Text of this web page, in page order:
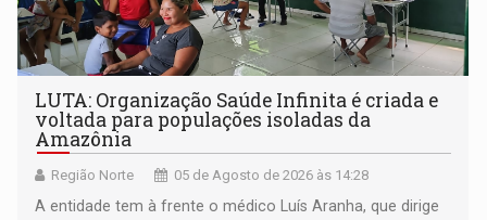
LUTA: Organização Saúde Infinita é criada e
voltada para populações isoladas da
Amazônia
Região Norte 05 de Agosto de 2026 às 14:28
A entidade tem à frente o médico Luís Aranha, que dirige